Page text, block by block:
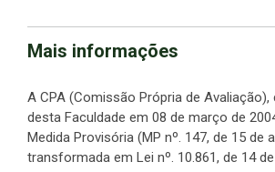
Mais informações
A CPA (Comissão Própria de
desta Faculdade em 08 de março de
Medida Provisória (MP nº. 147, de 15 de
transformada em Lei nº. 10.861, de 14